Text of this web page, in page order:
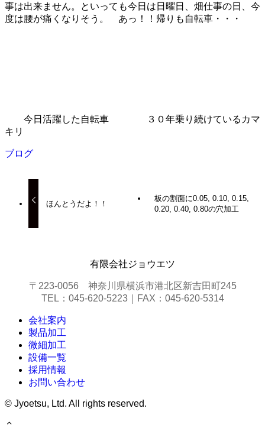
事は出来ません。といっても今日は日曜日、畑仕事の日、今
度は腰が痛くなりそう。 あっ！！帰りも自転車・・・
今日活躍した自転車 ３０年乗り続けているカマ
キリ
ブログ
ほんとうだよ！！
板の割面に0.05, 0.10, 0.15,
0.20, 0.40, 0.80の穴加工
有限会社ジョウエツ
〒223-0056 神奈川県横浜市港北区新吉田町245
TEL：045-620-5223｜FAX：045-620-5314
会社案内
製品加工
微細加工
設備一覧
採用情報
お問い合わせ
© Jyoetsu, Ltd. All rights reserved.